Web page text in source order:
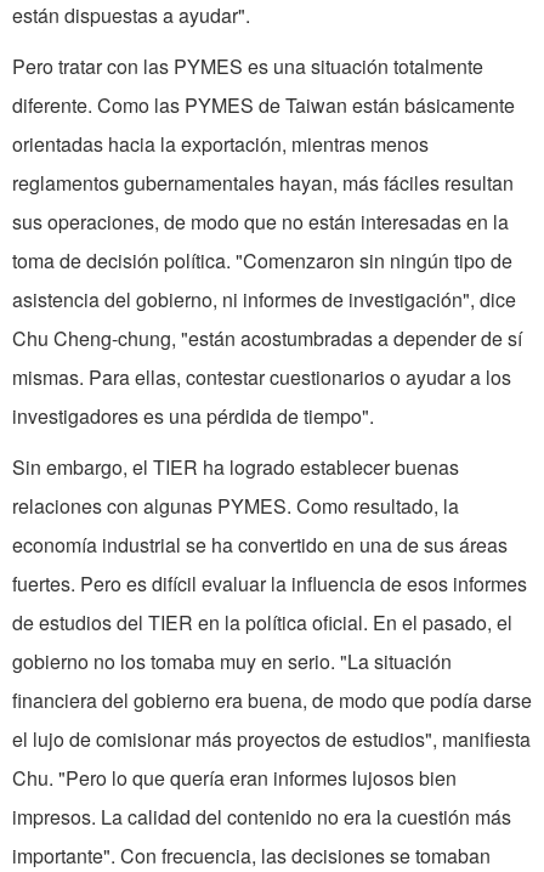
están dispuestas a ayudar".
Pero tratar con las PYMES es una situación totalmente
diferente. Como las PYMES de Taiwan están básicamente
orientadas hacia la exportación, mientras menos
reglamentos gubernamentales hayan, más fáciles resultan
sus operaciones, de modo que no están interesadas en la
toma de decisión política. "Comenzaron sin ningún tipo de
asistencia del gobierno, ni informes de investigación", dice
Chu Cheng-chung, "están acostumbradas a depender de sí
mismas. Para ellas, contestar cuestionarios o ayudar a los
investigadores es una pérdida de tiempo".
Sin embargo, el TIER ha logrado establecer buenas
relaciones con algunas PYMES. Como resultado, la
economía industrial se ha convertido en una de sus áreas
fuertes. Pero es difícil evaluar la influencia de esos informes
de estudios del TIER en la política oficial. En el pasado, el
gobierno no los tomaba muy en serio. "La situación
financiera del gobierno era buena, de modo que podía darse
el lujo de comisionar más proyectos de estudios", manifiesta
Chu. "Pero lo que quería eran informes lujosos bien
impresos. La calidad del contenido no era la cuestión más
importante". Con frecuencia, las decisiones se tomaban